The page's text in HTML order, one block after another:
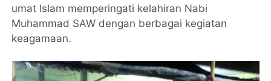
umat Islam memperingati kelahiran Nabi
Muhammad SAW dengan berbagai kegiatan
keagamaan.